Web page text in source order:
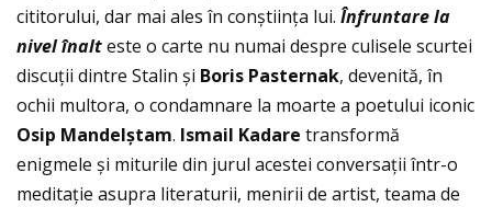
cititorului, dar mai ales în conștiinţa lui. Înfruntare la
nivelînalteste o carte nu numai despre culisele scurtei
discuţii dintre Stalin și Boris Pasternak, devenită, în
ochii multora, o condamnare la moarte a poetului iconic
Osip Mandelștam. Ismail Kadare transformă
enigmele și miturile din jurul acestei conversaţii într-o
meditaţie asupra literaturii, menirii de artist, teama de